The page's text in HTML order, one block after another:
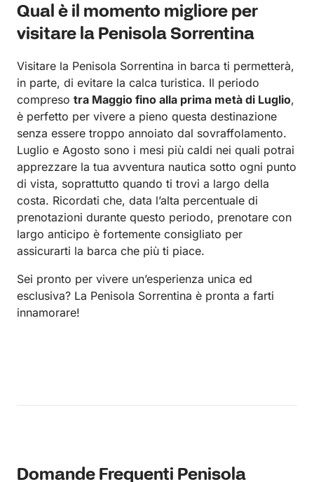
Qual è il momento migliore per
visitare la Penisola Sorrentina
Visitare la Penisola Sorrentina in barca ti permetterà,
in parte, di evitare la calca turistica. Il periodo
compreso tra Maggio fino alla prima metà di Luglio,
è perfetto per vivere a pieno questa destinazione
senza essere troppo annoiato dal sovraffolamento.
Luglio e Agosto sono i mesi più caldi nei quali potrai
apprezzare la tua avventura nautica sotto ogni punto
di vista, soprattutto quando ti trovi a largo della
costa. Ricordati che, data l’alta percentuale di
prenotazioni durante questo periodo, prenotare con
largo anticipo è fortemente consigliato per
assicurarti la barca che più ti piace.
Sei pronto per vivere un’esperienza unica ed
esclusiva? La Penisola Sorrentina è pronta a farti
innamorare!
Domande Frequenti Penisola